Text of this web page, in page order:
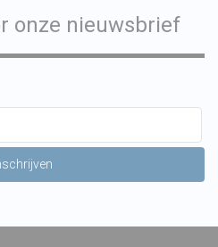
onze nieuwsbrief